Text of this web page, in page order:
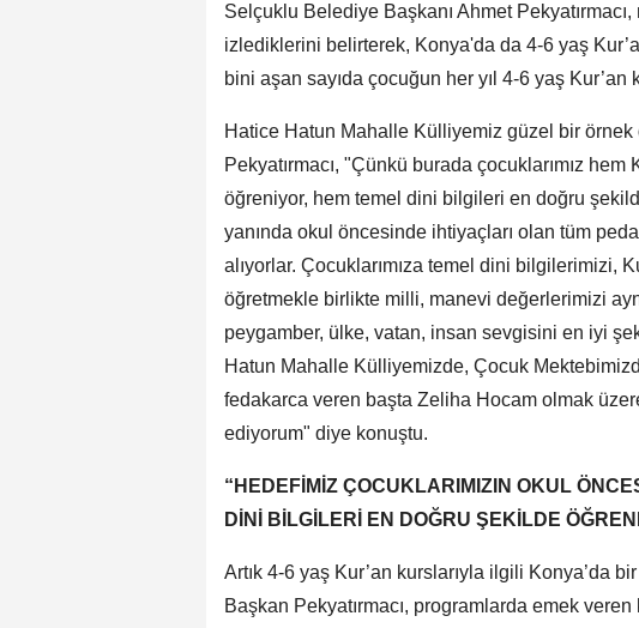
Selçuklu Belediye Başkanı Ahmet
izlediklerini belirterek, Konya'da da 4-6 yaş
bini aşan sayıda çocuğun her yıl 4-6 yaş Kur’an
Hatice Hatun Mahalle Külliyemiz güzel bir
Pekyatırmacı, "Çünkü burada çocuklarımız
öğreniyor, hem temel dini bilgileri en doğru
yanında okul öncesinde ihtiyaçları olan tüm
alıyorlar. Çocuklarımıza temel dini bilgilerimizi,
öğretmekle birlikte milli, manevi değerlerimizi
peygamber, ülke, vatan, insan sevgisini en iyi
Hatun Mahalle Külliyemizde, Çocuk
fedakarca veren başta Zeliha Hocam olmak
ediyorum" diye konuştu.
“HEDEFİMİZ ÇOCUKLARIMIZIN OKUL
DİNİ BİLGİLERİ EN DOĞRU ŞEKİLDE
Artık 4-6 yaş Kur’an kurslarıyla ilgili Konya’da
Başkan Pekyatırmacı, programlarda emek